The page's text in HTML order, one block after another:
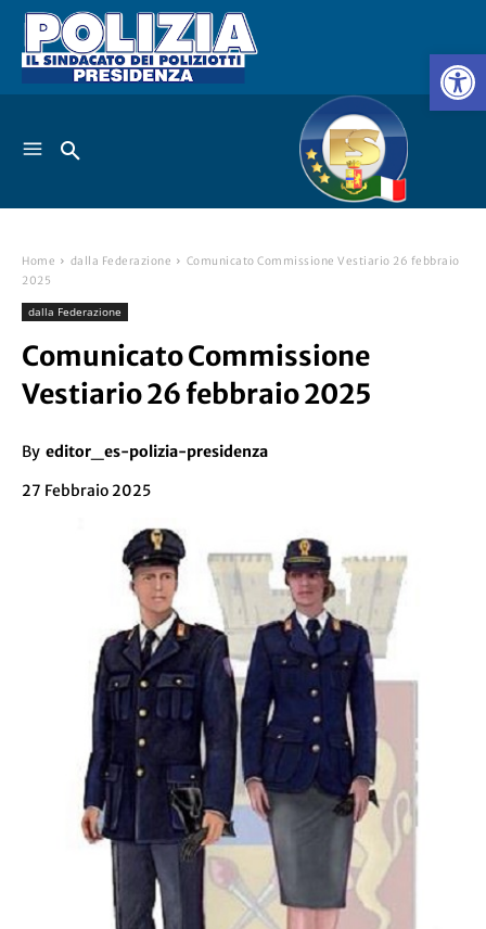
Home dalla Federazione
Comunicato Commissione Vestiario 26 febbraio
2025
dalla Federazione
Comunicato Commissione
Vestiario 26 febbraio 2025
By editor_es-polizia-presidenza
27 Febbraio 2025